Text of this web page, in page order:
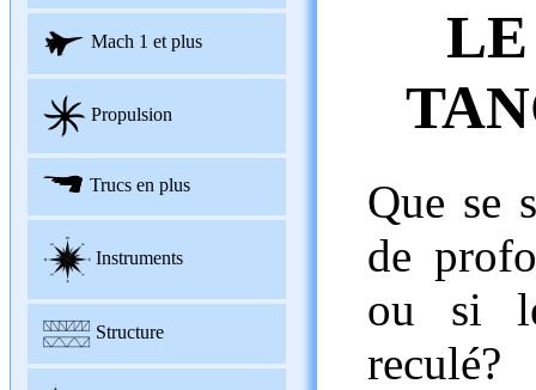
Mach 1 et plus
Propulsion
Trucs en plus
Instruments
Structure
Que se
de
ou si
reculé?